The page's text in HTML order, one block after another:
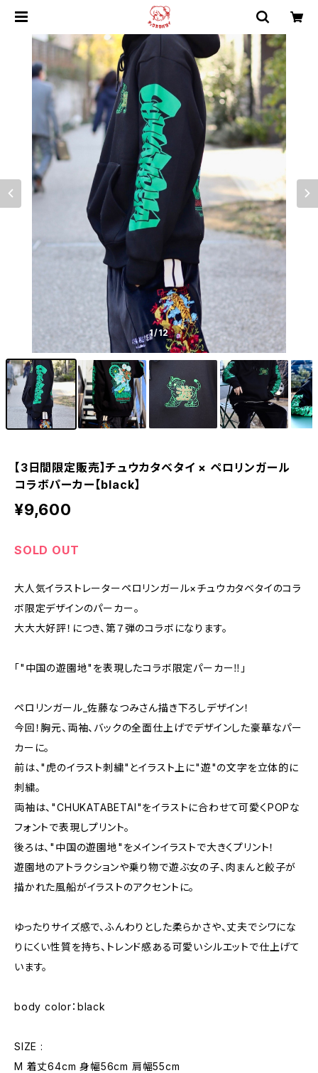
1/12
【3日間限定販売】チュウカタベタイ × ペロリンガール
コラボパーカー【black】
¥9,600
SOLD OUT
大人気イラストレーターペロリンガール×チュウカタベタイのコラ
ボ限定デザインのパーカー。
大大大好評！につき、第７弾のコラボになります。
「"中国の遊園地"を表現したコラボ限定パーカー‼」
ペロリンガール_佐藤なつみさん描き下ろしデザイン！
今回！胸元、両袖、バックの全面仕上げでデザインした豪華なパー
カーに。
前は、"虎のイラスト刺繍"とイラスト上に"遊"の文字を立体的に
刺繍。
両袖は、"CHUKATABETAI"をイラストに合わせて可愛くPOPな
フォントで表現しプリント。
後ろは、"中国の遊園地"をメインイラストで大きくプリント！
遊園地のアトラクションや乗り物で遊ぶ女の子、肉まんと餃子が
描かれた風船がイラストのアクセントに。
ゆったりサイズ感で、ふんわりとした柔らかさや、丈夫でシワにな
りにくい性質を持ち、トレンド感ある可愛いシルエットで仕上げて
います。
body color：black
SIZE :
M 着丈64cm 身幅56cm 肩幅55cm